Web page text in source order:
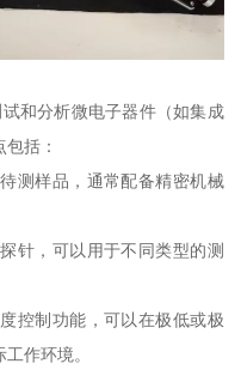
和分析微电子器件（如集成
括：
测样品，通常配备精密机械
针，可以用于不同类型的测
控制功能，可以在极低或极
作环境。